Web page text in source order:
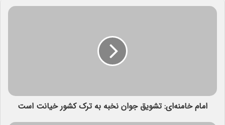
امام خامنه‌‌ای: تشویق جوان نخبه به ترک کشور خیانت است